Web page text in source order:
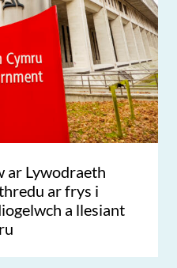
ar Lywodraeth
ar frys i
a llesiant